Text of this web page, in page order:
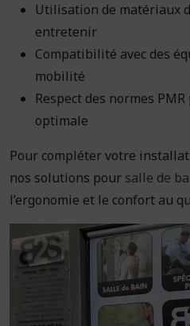
Utilisation de matériaux
entretenir
Compatibilité avec des
mobilité
Respect des normes
optimale
Pour compléter votre
nos solutions pour salle de
l’ergonomie et le confort au